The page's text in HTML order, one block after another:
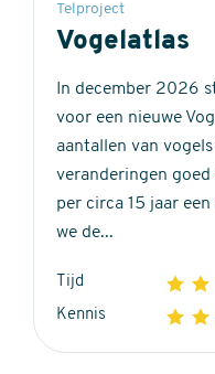
Telproject
Vogelatlas
In december 2026
voor een nieuwe
aantallen van
veranderingen
per circa 15 jaar
we de...
Tijd 1
4
Kennis 1